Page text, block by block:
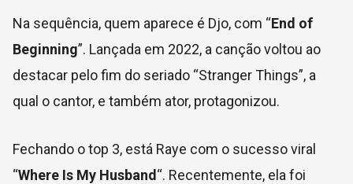
Na sequência, quem aparece é Djo, com “End of
Beginning”. Lançada em 2022, a canção voltou ao
destacar pelo fim do seriado “Stranger Things”, a
qual o cantor, e também ator, protagonizou.
Fechando o top 3, está Raye com o sucesso viral
“Where Is My Husband “. Recentemente, ela foi